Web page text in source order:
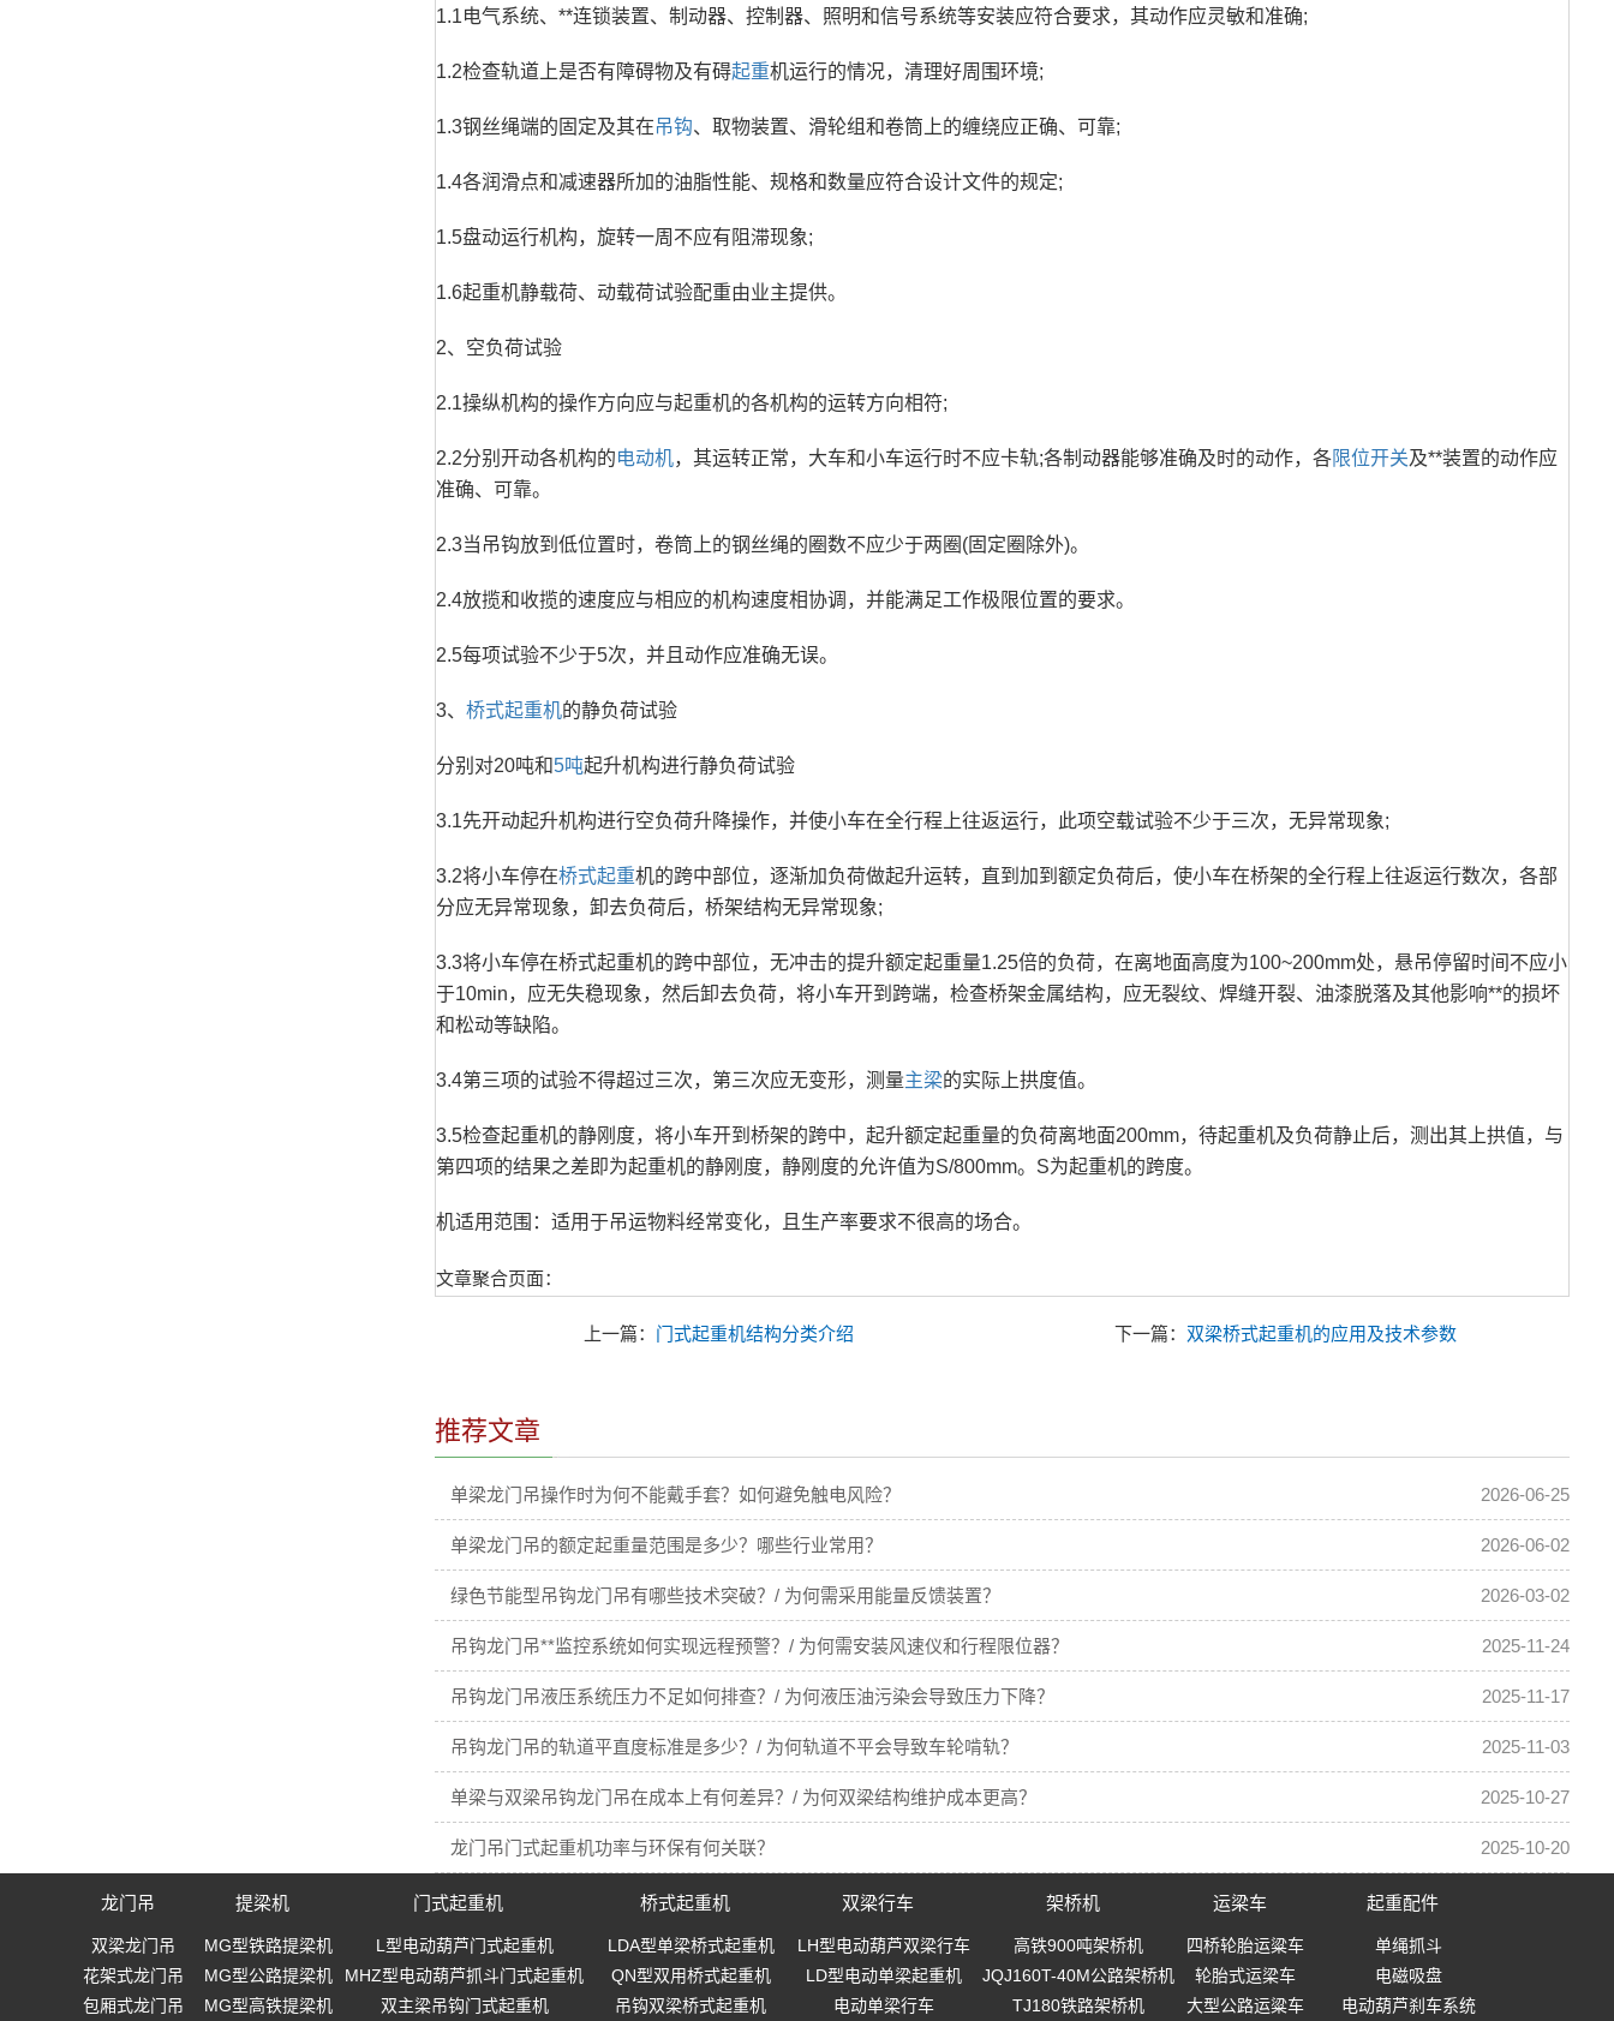
1.1电气系统、**连锁装置、制动器、控制器、照明和信号系统等安装应符合要求，其动作应灵敏和准确;
1.2检查轨道上是否有障碍物及有碍起重机运行的情况，清理好周围环境;
1.3钢丝绳端的固定及其在吊钩、取物装置、滑轮组和卷筒上的缠绕应正确、可靠;
1.4各润滑点和减速器所加的油脂性能、规格和数量应符合设计文件的规定;
1.5盘动运行机构，旋转一周不应有阻滞现象;
1.6起重机静载荷、动载荷试验配重由业主提供。
2、空负荷试验
2.1操纵机构的操作方向应与起重机的各机构的运转方向相符;
2.2分别开动各机构的电动机，其运转正常，大车和小车运行时不应卡轨;各制动器能够准确及时的动作，各限位开关及**装置的动作应
准确、可靠。
2.3当吊钩放到低位置时，卷筒上的钢丝绳的圈数不应少于两圈(固定圈除外)。
2.4放揽和收揽的速度应与相应的机构速度相协调，并能满足工作极限位置的要求。
2.5每项试验不少于5次，并且动作应准确无误。
3、 桥式起重机的静负荷试验
分别对20吨和5吨起升机构进行静负荷试验
3.1先开动起升机构进行空负荷升降操作，并使小车在全行程上往返运行，此项空载试验不少于三次，无异常现象;
3.2将小车停在桥式起重机的跨中部位，逐渐加负荷做起升运转，直到加到额定负荷后，使小车在桥架的全行程上往返运行数次，各部
分应无异常现象，卸去负荷后，桥架结构无异常现象;
3.3将小车停在桥式起重机的跨中部位，无冲击的提升额定起重量1.25倍的负荷，在离地面高度为100~200mm处，悬吊停留时间不应小
于10min，应无失稳现象，然后卸去负荷，将小车开到跨端，检查桥架金属结构，应无裂纹、焊缝开裂、油漆脱落及其他影响**的损坏
和松动等缺陷。
3.4第三项的试验不得超过三次，第三次应无变形，测量主梁的实际上拱度值。
3.5检查起重机的静刚度，将小车开到桥架的跨中，起升额定起重量的负荷离地面200mm，待起重机及负荷静止后，测出其上拱值，与
第四项的结果之差即为起重机的静刚度，静刚度的允许值为S/800mm。S为起重机的跨度。
机适用范围：适用于吊运物料经常变化，且生产率要求不很高的场合。
文章聚合页面：
上一篇： 门式起重机结构分类介绍 下一篇： 双梁桥式起重机的应用及技术参数
推荐文章
单梁龙门吊操作时为何不能戴手套？如何避免触电风险？ 2026-06-25
单梁龙门吊的额定起重量范围是多少？哪些行业常用？ 2026-06-02
绿色节能型吊钩龙门吊有哪些技术突破？/ 为何需采用能量反馈装置？ 2026-03-02
吊钩龙门吊**监控系统如何实现远程预警？/ 为何需安装风速仪和行程限位器？ 2025-11-24
吊钩龙门吊液压系统压力不足如何排查？/ 为何液压油污染会导致压力下降？ 2025-11-17
吊钩龙门吊的轨道平直度标准是多少？/ 为何轨道不平会导致车轮啃轨？ 2025-11-03
单梁与双梁吊钩龙门吊在成本上有何差异？/ 为何双梁结构维护成本更高？ 2025-10-27
龙门吊门式起重机功率与环保有何关联？ 2025-10-20
龙门吊
双梁龙门吊
花架式龙门吊
包厢式龙门吊
提梁机
MG型铁路提梁机
MG型公路提梁机
MG型高铁提梁机
门式起重机
L型电动葫芦门式起重机
MHZ型电动葫芦抓斗门式起重机
双主梁吊钩门式起重机
桥式起重机
LDA型单梁桥式起重机
QN型双用桥式起重机
吊钩双梁桥式起重机
双梁行车
LH型电动葫芦双梁行车
LD型电动单梁起重机
电动单梁行车
架桥机
高铁900吨架桥机
JQJ160T-40M公路架桥机
TJ180铁路架桥机
运梁车
四桥轮胎运粱车
轮胎式运梁车
大型公路运粱车
起重配件
单绳抓斗
电磁吸盘
电动葫芦刹车系统